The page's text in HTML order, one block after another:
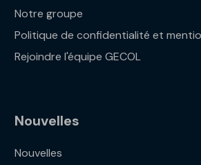
Notre groupe
Politique de confidentialité et
Rejoindre l'équipe GECOL
Nouvelles
Nouvelles